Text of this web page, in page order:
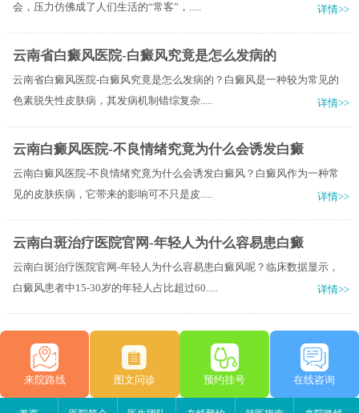
会，压力仿佛成了人们生活的“常客”，.....
详情>>
云南省白癜风医院-白癜风究竟是怎么发病的
云南省白癜风医院-白癜风究竟是怎么发病的？白癜风是一种较为常见的
色素脱失性皮肤病，其发病机制错综复杂.....
详情>>
云南白癜风医院-不良情绪究竟为什么会诱发白癜
云南白癜风医院-不良情绪究竟为什么会诱发白癜风？白癜风作为一种常
见的皮肤疾病，它带来的影响可不只是皮.....
详情>>
云南白斑治疗医院官网-年轻人为什么容易患白癜
云南白斑治疗医院官网-年轻人为什么容易患白癜风呢？临床数据显示，
白癜风患者中15-30岁的年轻人占比超过60.....
详情>>
来院路线 图文问诊 预约挂号 在线咨询